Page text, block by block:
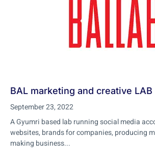
BAL marketing and creative LAB
September 23, 2022
A Gyumri based lab running social media
websites, brands for companies, producing
making business...